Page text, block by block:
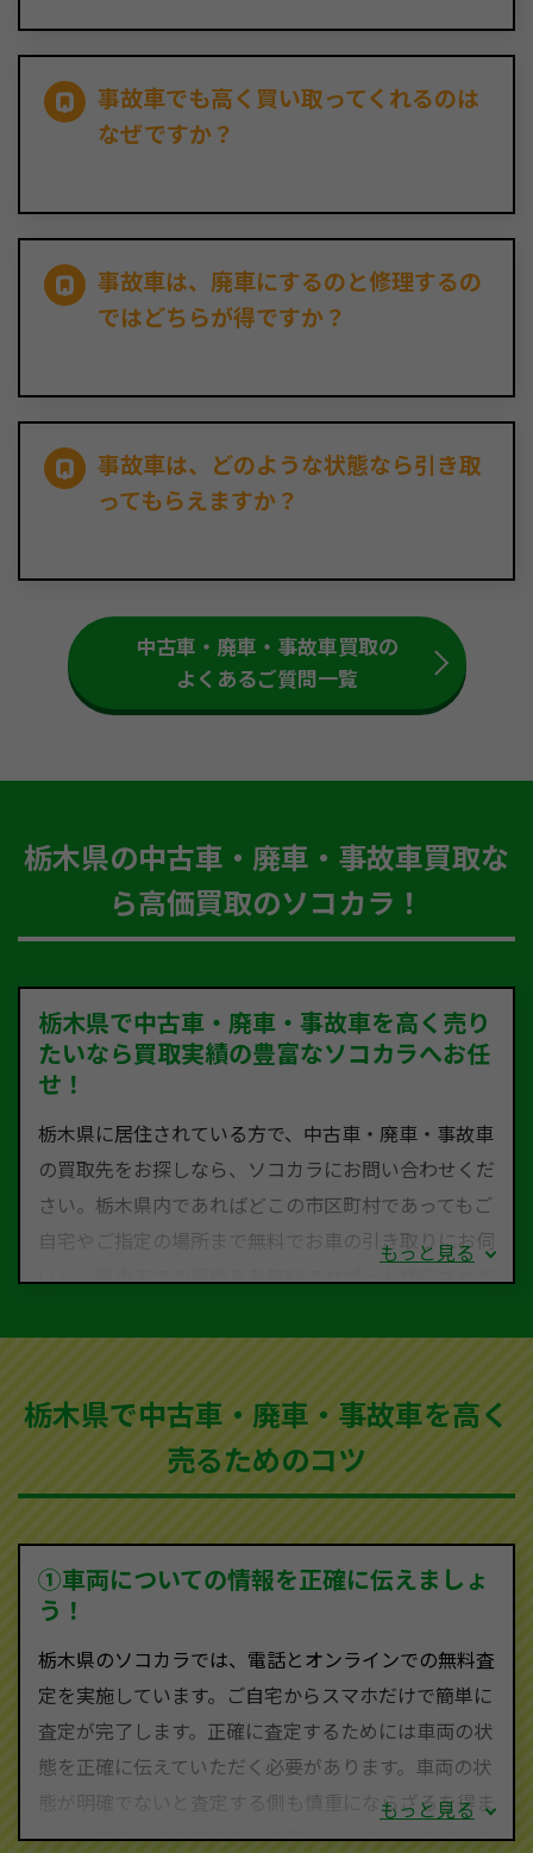
事故車でも高く買い取ってくれるのは
なぜですか？
事故車は、廃車にするのと修理するの
ではどちらが得ですか？
事故車は、どのような状態なら引き取
ってもらえますか？
中古車・廃車・事故車買取の
よくあるご質問一覧
栃木県の中古車・廃車・事故車買取な
ら高価買取のソコカラ！
栃木県で中古車・廃車・事故車を高く売り
たいなら買取実績の豊富なソコカラへお任
せ！
栃木県に居住されている方で、中古車・廃車・事故車
の買取先をお探しなら、ソコカラにお問い合わせくだ
さい。栃木県内であればどこの市区町村であってもご
自宅やご指定の場所まで無料でお車の引き取りにお伺
いし、廃車までの手続きを無料でサポート代行させて
など動かない車、水害車、不動車、乗らなくなってし
買取可能です。
ソコカラは世界１１０か国に独自の販売ネットワーク
を持ち、国内に自社物流網、自社ヤードをもっている
す。
590-870）までお問い合わせ下さい。
査定・ご相談・見積もりはすべて無料で行います。安
心してお問い合わせください。
もっと見る
栃木県で中古車・廃車・事故車を高く
売るためのコツ
①車両についての情報を正確に伝えましょ
う！
栃木県のソコカラでは、電話とオンラインでの無料査
定を実施しています。ご自宅からスマホだけで簡単に
査定が完了します。正確に査定するためには車両の状
態を正確に伝えていただく必要があります。車両の状
態が明確でないと査定する側も慎重にならざるを得ま
せん。廃車・事故車査定する際はできるだけ車検証を
もっと見る